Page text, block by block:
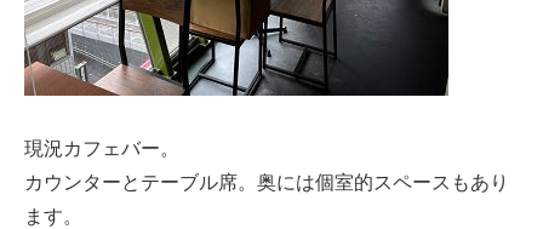
現況カフェバー。
カウンターとテーブル席。奥には個室的スペースもあり
ます。